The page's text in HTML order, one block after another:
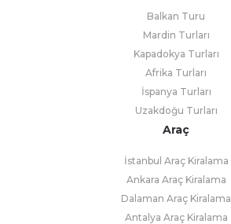
Balkan Turu
Mardin Turları
Kapadokya Turları
Afrika Turları
İspanya Turları
Uzakdoğu Turları
Araç
İstanbul Araç Kiralama
Ankara Araç Kiralama
Dalaman Araç Kiralama
Antalya Araç Kiralama